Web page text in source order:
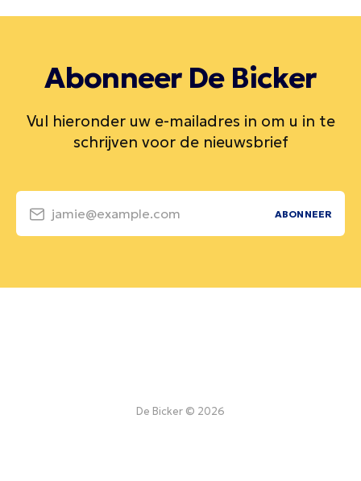
Abonneer De Bicker
Vul hieronder uw e-mailadres in om u in te
schrijven voor de nieuwsbrief
jamie@example.com ABONNEER
De Bicker © 2026